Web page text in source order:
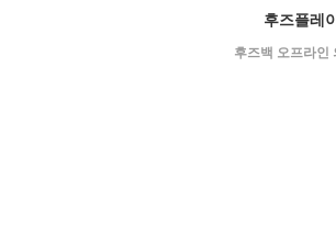
후즈플레
후즈백 오프라인